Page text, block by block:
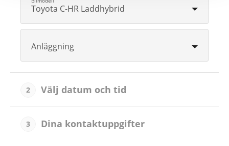
Toyota C-HR Laddhybrid
Anläggning
2 Välj datum och tid
3 Dina kontaktuppgifter